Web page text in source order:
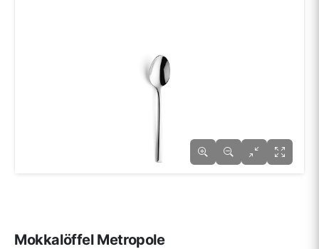
Mokkalöffel Metropole